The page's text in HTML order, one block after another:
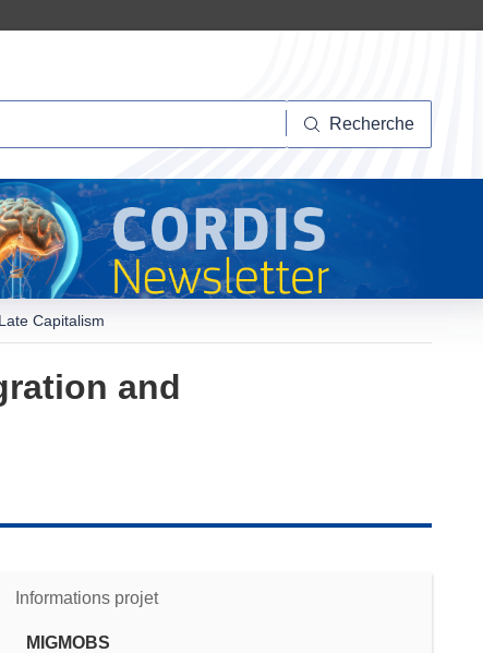
Recherche
Capitalism
and
Informations projet
MIGMOBS